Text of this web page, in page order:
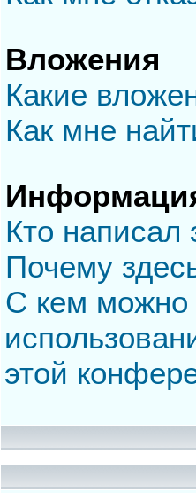
Вложения
Какие
Как мне
Кто
Почему
С кем можно
этой